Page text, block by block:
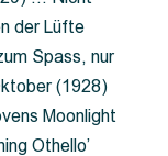
der Lüfte
Spass, nur
(1928)
Moonlight
Othello’